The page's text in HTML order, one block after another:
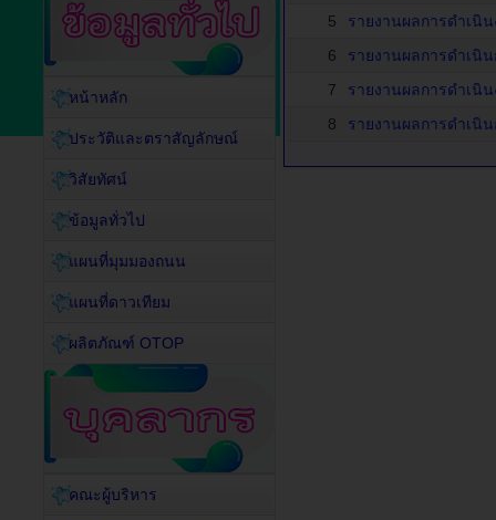
5
รายงานผลการดำเนิ
6
รายงานผลการดำเนิ
7
รายงานผลการดำเนิ
8
รายงานผลการดำเนิ
หน้าหลัก
ประวัติและตราสัญลักษณ์
วิสัยทัศน์
ข้อมูลทั่วไป
แผนที่มุมมองถนน
แผนที่ดาวเทียม
ผลิตภัณฑ์ OTOP
คณะผู้บริหาร